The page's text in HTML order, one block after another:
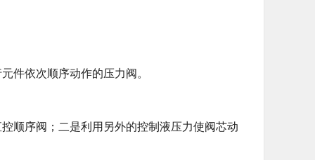
依次顺序动作的压力阀。
序阀；二是利用另外的控制液压力使阀芯动